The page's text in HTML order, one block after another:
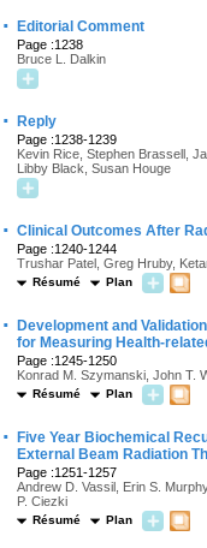
· Editorial Comment
Page :1238
Bruce L. Dalkin
· Reply
Page :1238-1239
Kevin Rice, Stephen Brassell,
Libby Black, Susan Houge
· Clinical Outcomes After
Page :1240-1244
Trushar Patel, Greg Hruby,
Résumé Plan
·
Development and
for Measuring Health-
Page :1245-1250
Konrad M. Szymanski, John T.
Résumé Plan
·
Five Year Biochemical
External Beam Radiation
Page :1251-1257
Andrew D. Vassil, Erin S.
P. Ciezki
Résumé Plan